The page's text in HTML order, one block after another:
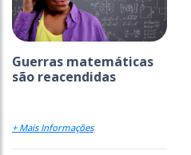
Guerras matemáticas
são reacendidas
+ Mais Informações